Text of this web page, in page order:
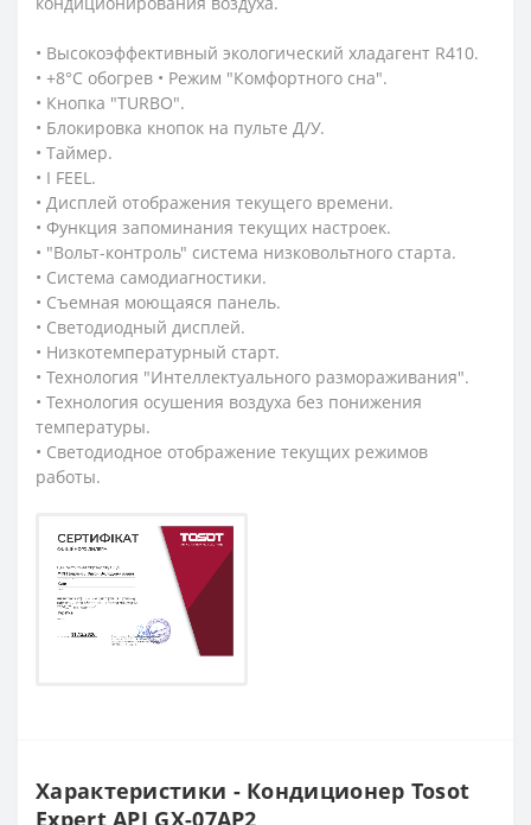
• Высокоэффективный экологический хладагент R410.
• +8°С обогрев • Режим "Комфортного сна".
• Кнопка "TURBO".
• Блокировка кнопок на пульте Д/У.
• Таймер.
• I FEEL.
• Дисплей отображения текущего времени.
• Функция запоминания текущих настроек.
• "Вольт-контроль" система низковольтного старта.
• Система самодиагностики.
• Съемная моющаяся панель.
• Светодиодный дисплей.
• Низкотемпературный старт.
• Технология "Интеллектуального размораживания".
• Технология осушения воздуха без понижения
температуры.
• Светодиодное отображение текущих режимов
работы.
Характеристики - Кондиционер Tosot
Expert API GX-07AP2